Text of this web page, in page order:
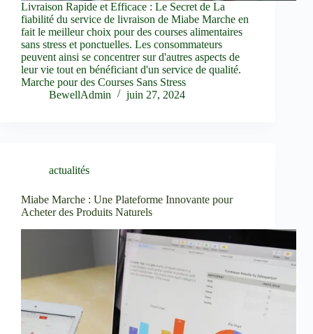
Livraison Rapide et Efficace : Le Secret de La
fiabilité du service de livraison de Miabe Marche en
fait le meilleur choix pour des courses alimentaires
sans stress et ponctuelles. Les consommateurs
peuvent ainsi se concentrer sur d'autres aspects de
leur vie tout en bénéficiant d'un service de qualité.
Marche pour des Courses Sans Stress
BewellAdmin
juin 27, 2024
actualités
Miabe Marche : Une Plateforme Innovante pour
Acheter des Produits Naturels